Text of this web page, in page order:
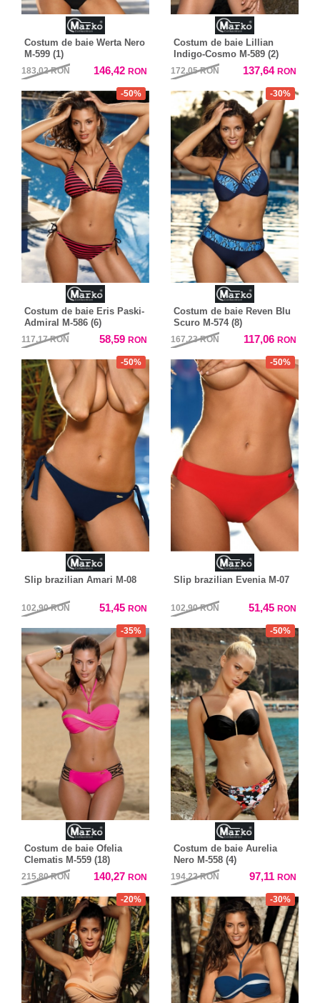
Costum de baie Werta Nero
M-599 (1)
183,02RON 146,42 RON
Costum de baie Lillian
Indigo-Cosmo M-589 (2)
172,05RON 137,64 RON
-50%
Costum de baie Eris Paski-
Admiral M-586 (6)
117,17RON 58,59 RON
-30%
Costum de baie Reven Blu
Scuro M-574 (8)
167,23RON 117,06 RON
-50%
Slip brazilian Amari M-08
102,90RON 51,45 RON
-50%
Slip brazilian Evenia M-07
102,90RON 51,45 RON
-35%
Costum de baie Ofelia
Clematis M-559 (18)
215,80RON 140,27 RON
-50%
Costum de baie Aurelia
Nero M-558 (4)
194,22RON 97,11 RON
-20% -30%